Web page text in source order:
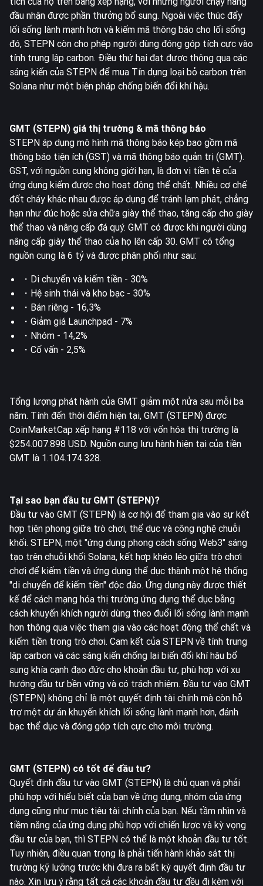
đầu nhận được phần thưởng bổ sung. Ngoài việc thúc đẩy
lối sống lành mạnh hơn và kiếm mã thông báo cho lối sống
đó, STEPN còn cho phép người dùng đóng góp tích cực vào
tính trung lập carbon. Điều thứ hai đạt được thông qua các
sáng kiến của STEPN để mua Tín dụng loại bỏ carbon trên
Solana như một biện pháp chống biến đổi khí hậu.
GMT (STEPN) giá thị trường & mã thông báo
STEPN áp dụng mô hình mã thông báo kép bao gồm mã
thông báo tiện ích (GST) và mã thông báo quản trị (GMT).
GST, với nguồn cung không giới hạn, là đơn vị tiền tệ của
ứng dụng kiếm được cho hoạt động thể chất. Nhiều cơ chế
đốt cháy khác nhau được áp dụng để tránh lạm phát, chẳng
hạn như đúc hoặc sửa chữa giày thể thao, tăng cấp cho giày
thể thao và nâng cấp đá quý. GMT có được khi người dùng
nâng cấp giày thể thao của họ lên cấp 30. GMT có tổng
nguồn cung là 6 tỷ và được phân phối như sau:
・Di chuyển và kiếm tiền - 30%
・Hệ sinh thái và kho bạc - 30%
・Bán riêng - 16,3%
・Giảm giá Launchpad - 7%
・Nhóm - 14,2%
・Cố vấn - 2,5%
Tổng lượng phát hành của GMT giảm một nửa sau mỗi ba
năm. Tính đến thời điểm hiện tại, GMT (STEPN) được
CoinMarketCap xếp hạng #118 với vốn hóa thị trường là
$254.007.898 USD. Nguồn cung lưu hành hiện tại của tiền
GMT là 1.104.174.328.
Tại sao bạn đầu tư GMT (STEPN)?
Đầu tư vào GMT (STEPN) là cơ hội để tham gia vào sự kết
hợp tiên phong giữa trò chơi, thể dục và công nghệ chuỗi
khối. STEPN, một "ứng dụng phong cách sống Web3" sáng
tạo trên chuỗi khối Solana, kết hợp khéo léo giữa trò chơi
chơi để kiếm tiền và ứng dụng thể dục thành một hệ thống
"di chuyển để kiếm tiền" độc đáo. Ứng dụng này được thiết
kế để cách mạng hóa thị trường ứng dụng thể dục bằng
cách khuyến khích người dùng theo đuổi lối sống lành mạnh
hơn thông qua việc tham gia vào các hoạt động thể chất và
kiếm tiền trong trò chơi. Cam kết của STEPN về tính trung
lập carbon và các sáng kiến chống lại biến đổi khí hậu bổ
sung khía cạnh đạo đức cho khoản đầu tư, phù hợp với xu
hướng đầu tư bền vững và có trách nhiệm. Đầu tư vào GMT
(STEPN) không chỉ là một quyết định tài chính mà còn hỗ
trợ một dự án khuyến khích lối sống lành mạnh hơn, đánh
bạc thể dục và đóng góp tích cực cho môi trường.
GMT (STEPN) có tốt để đầu tư?
Quyết định đầu tư vào GMT (STEPN) là chủ quan và phải
phù hợp với hiểu biết của bạn về ứng dụng, nhóm của ứng
dụng cũng như mục tiêu tài chính của bạn. Nếu tầm nhìn và
tiềm năng của ứng dụng phù hợp với chiến lược và kỳ vọng
đầu tư của bạn, thì STEPN có thể là một khoản đầu tư tốt.
Tuy nhiên, điều quan trọng là phải tiến hành khảo sát thị
trường kỹ lưỡng trước khi đưa ra bất kỳ quyết định đầu tư
nào. Xin lưu ý rằng tất cả các khoản đầu tư đều đi kèm với